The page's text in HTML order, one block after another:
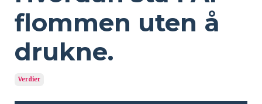
flommen uten å
drukne.
Verdier